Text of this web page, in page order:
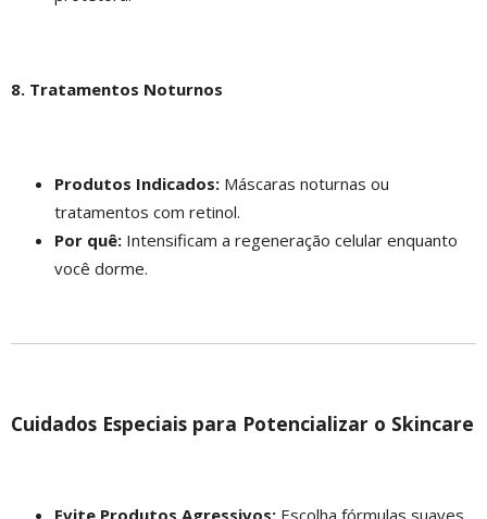
8. Tratamentos Noturnos
Produtos Indicados: Máscaras noturnas ou
tratamentos com retinol.
Por quê: Intensificam a regeneração celular enquanto
você dorme.
Cuidados Especiais para Potencializar o Skincare